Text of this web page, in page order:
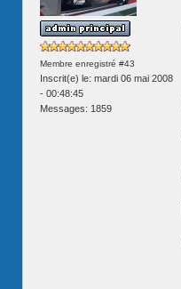
Membre enregistré #43
Inscrit(e) le: mardi 06 mai 2008
- 00:48:45
Messages: 1859